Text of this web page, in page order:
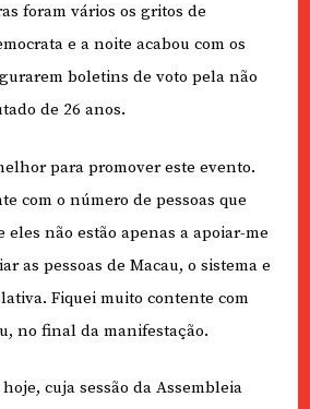
foram vários os gritos de
e a noite acabou com os
boletins de voto pela não
de 26 anos.
para promover este evento.
com o número de pessoas que
eles não estão apenas a apoiar-me
as pessoas de Macau, o sistema e
Fiquei muito contente com
no final da manifestação.
cuja sessão da Assembleia